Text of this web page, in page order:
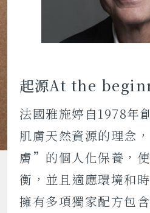
起源At the
法國雅施婷自1978年
肌膚天然資源的理念
膚”的個人化保養，
衡，並且適應環境和
擁有多項獨家配方包